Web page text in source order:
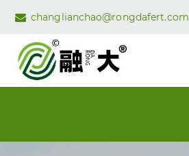
changlianchao@rongdafert.com